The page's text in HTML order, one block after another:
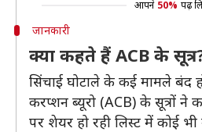
आपने 50% पढ़
जानकारी
क्या कहते हैं ACB के
सिंचाई घोटाले के कई मामले बंद
करप्शन ब्यूरो (ACB) के सूत्रों ने
पर शेयर हो रही लिस्ट में कोई